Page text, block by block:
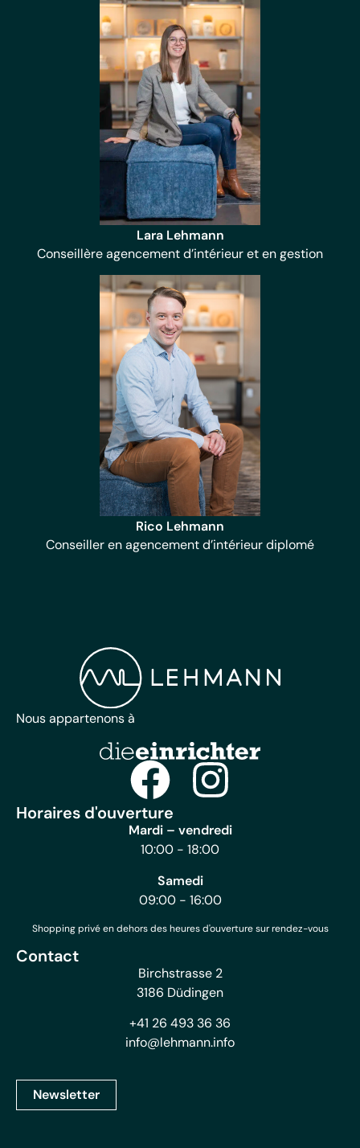
Lara Lehmann
Conseillère agencement d’intérieur et en gestion
Rico Lehmann
Conseiller en agencement d’intérieur diplomé
Nous appartenons à
Horaires d'ouverture
Mardi – vendredi
10:00 - 18:00
Samedi
09:00 - 16:00
Shopping privé en dehors des heures d'ouverture sur rendez-vous
Contact
Birchstrasse 2
3186 Düdingen
+41 26 493 36 36
info@lehmann.info
Newsletter